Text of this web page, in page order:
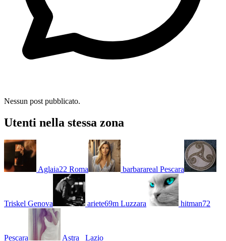
Nessun post pubblicato.
Utenti nella stessa zona
Aglaia22 Roma barbarareal Pescara
Triskel Genova ariete69m Luzzara hitman72
Pescara Astra_ Lazio